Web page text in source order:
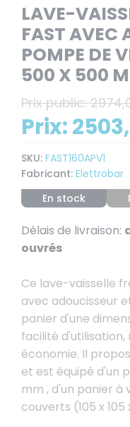
LAVE-
FAST AVEC
POMPE DE
500 X 500
Prix public:
Prix:
SKU: FAST160APV1
Fabricant: Elettrobar
En stock
Délais de livraison:
ouvrés
Ce lave-vaisselle
avec adoucisseur
panier d'une
facilité
économie. Il
et est équipé d'un
mm , d'un panier à
couverts (105 x 105